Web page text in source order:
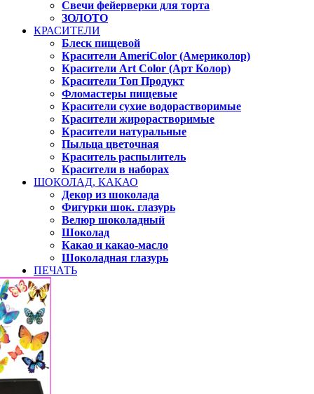
Свечи фейерверки для торта
ЗОЛОТО
КРАСИТЕЛИ
Блеск пищевой
Красители AmeriColor (Америколор)
Красители Art Color (Арт Колор)
Красители Топ Продукт
Фломастеры пищевые
Красители сухие водорастворимые
Красители жирорастворимые
Красители натуральные
Пыльца цветочная
Краситель распылитель
Красители в наборах
ШОКОЛАД, КАКАО
Декор из шоколада
Фигурки шок. глазурь
Велюр шоколадный
Шоколад
Какао и какао-масло
Шоколадная глазурь
ПЕЧАТЬ